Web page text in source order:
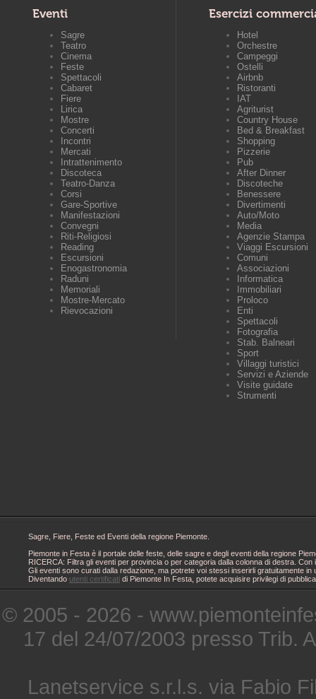
Eventi
Sagre
Teatro
Cinema
Feste
Spettacoli
Cabaret
Fiere
Lirica
Mostre
Concerti
Incontri
Mercati
Intrattenimento
Discoteca
Teatro-Danza
Corsi
Gare-Sportive
Manifestazioni
Convegni
Riti-Religiosi
Reading
Escursioni
Enogastronomia
Raduni
Memoriali
Mostre-Mercato
Rievocazioni
Esercizi
Hotel
Orchestre
Campeggi
Ostelli
Airbnb
Ristoranti
IAT
Agriturist
Country House
Bed & Breakfast
Shopping
Pizzerie
Pub
After Dinner
Discoteche
Benessere
Divertimenti
Auto/Moto
Media
Agenzie Stampa
Viaggi Escursioni
Comuni
Associazioni
Informatica
Immobiliari
Proloco
Enti
Spettacoli
Fotografia
Stab. Balneari
Sport
Villaggi turistici
Servizi e Aziende
Visite guidate
Strumenti
Sagre, Fiere, Feste ed Eventi della regione Piemonte.
Piemonte in Festa è il portale delle feste, delle sagre e degli eventi della regione
RICERCA: Filtra gli eventi per provincia o per categoria dalla colonna di destra.
Gli eventi sono curati dalla redazione, ma potrete voi stessi inserirli gratuitamente
Diventando utenti certificati di Piemonte In Festa, potete acquisire privilegi di
© 2005 - 2026 -
17 del 24/07/2003 presso Trib.
Lanetservice s.r.l.s. via Fabio